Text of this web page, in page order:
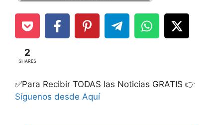
2
SHARES
✅Para Recibir TODAS las Noticias GRATIS 👉
Síguenos desde Aquí